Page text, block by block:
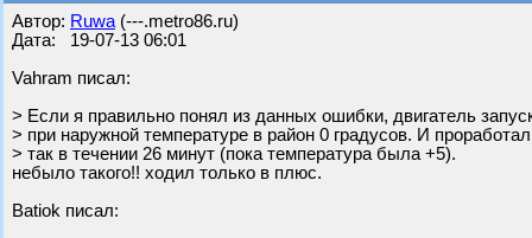
Автор: Ruwa (---.metro86.ru)
Дата: 19-07-13 06:01
Vahram писал:
> Если я правильно понял из данных ошибки, двигатель
> при наружной температуре в район 0 градусов. И
> так в течении 26 минут (пока температура была +5).
небыло такого!! ходил только в плюс.
Batiok писал: